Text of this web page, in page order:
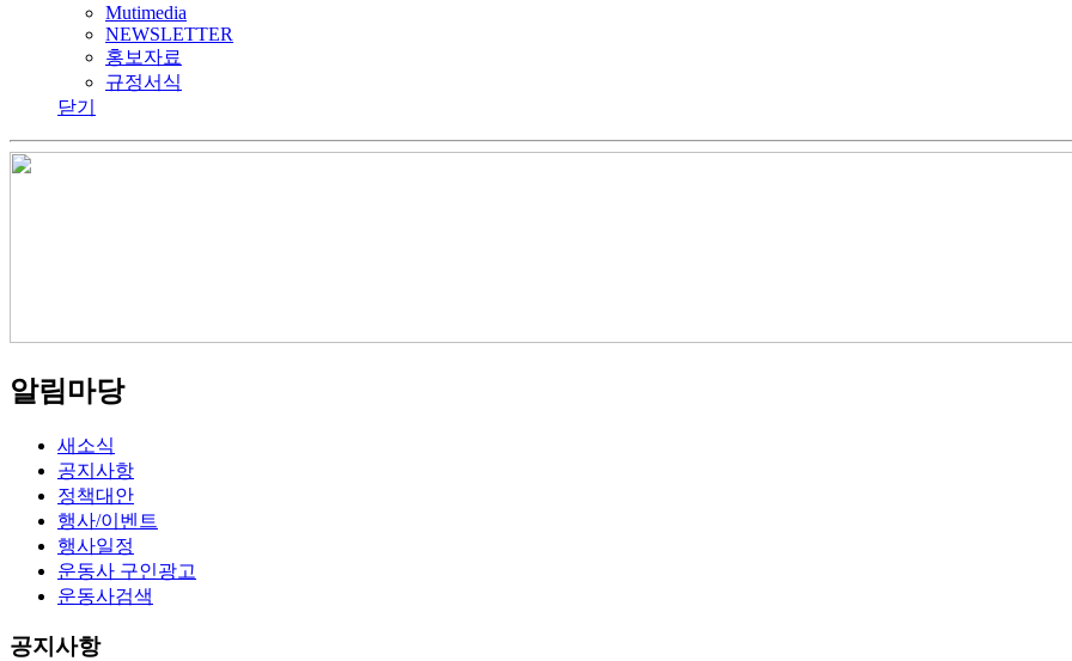
Mutimedia
NEWSLETTER
홍보자료
규정서식
닫기
알림마당
새소식
공지사항
정책대안
행사/이벤트
행사일정
운동사 구인광고
운동사검색
공지사항